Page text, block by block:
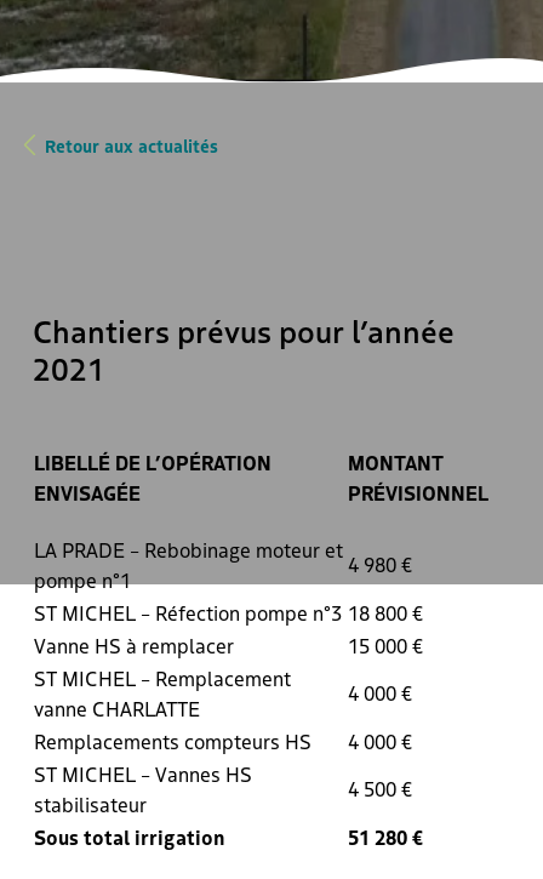
Retour aux actualités
Chantiers prévus pour l’année
2021
LIBELLÉ DE L’OPÉRATION
ENVISAGÉE
MONTANT
PRÉVISIONNEL
LA PRADE – Rebobinage moteur et
pompe n°1
4 980 €
ST MICHEL – Réfection pompe n°3 18 800 €
Vanne HS à remplacer
15 000 €
ST MICHEL – Remplacement
vanne CHARLATTE
4 000 €
Remplacements compteurs HS
4 000 €
ST MICHEL – Vannes HS
stabilisateur
4 500 €
Sous total irrigation
51 280 €